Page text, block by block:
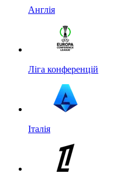
Англія
Ліга конференцій
Італія